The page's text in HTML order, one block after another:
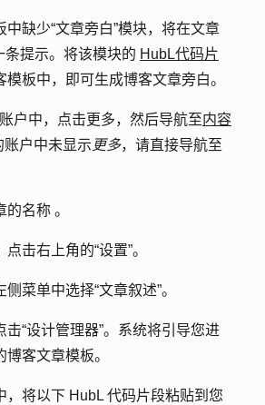
缺少“文章旁白”模块，将在文章
条提示。将该模块的 HubL代码片
模板中，即可生成博客文章旁白。
户中，点击更多，然后导航至内容
账户中未显示更多，请直接导航至
的名称 。
点击右上角的“设置”。
侧菜单中选择“文章叙述”。
击“设计管理器”。系统将引导您进
客文章模板。
，将以下 HubL 代码片段粘贴到您